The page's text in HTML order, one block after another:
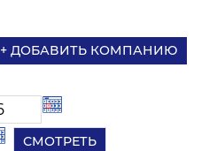
+ ДОБАВИТЬ КОМПАНИЮ